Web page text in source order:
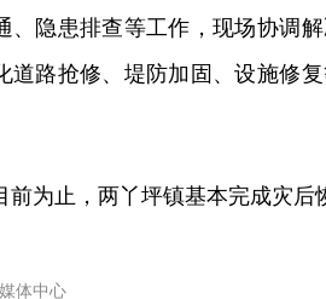
、隐患排查等工作，现场协调
道路抢修、堤防加固、设施修
前为止，两丫坪镇基本完成灾后
体中心